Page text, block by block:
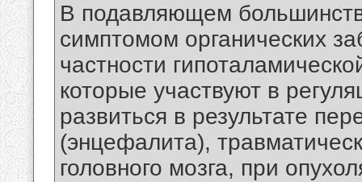
В подавляющем
симптомом органических
частности
которые участвуют в
развиться в результате
(энцефалита),
головного мозга, при